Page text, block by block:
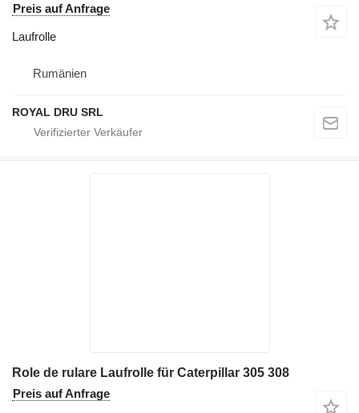
Preis auf Anfrage
Laufrolle
Rumänien
ROYAL DRU SRL
Role de rulare Laufrolle für Caterpillar 305 308
Preis auf Anfrage